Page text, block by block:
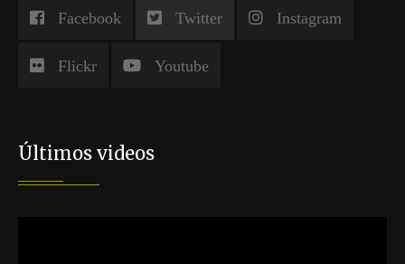
Facebook Twitter Instagram
Flickr Youtube
Últimos videos